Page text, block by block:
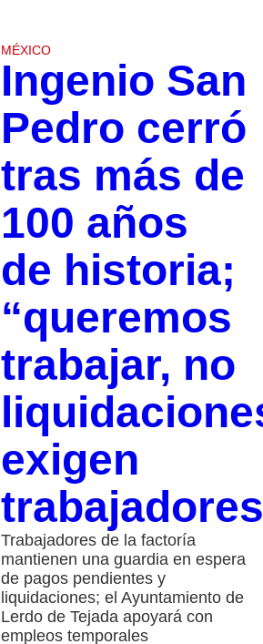
MÉXICO
Ingenio San
Pedro cerró
tras más de
100 años
de historia;
“queremos
trabajar, no
exigen
trabajadores
Trabajadores de la factoría
mantienen una guardia en espera
de pagos pendientes y
liquidaciones; el Ayuntamiento de
Lerdo de Tejada apoyará con
empleos temporales